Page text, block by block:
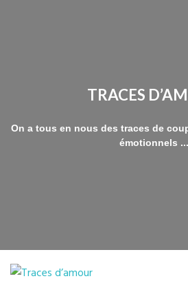
Mes Domaines
Ecriture sensuelle et thérapeuthique
TRACES
On a tous en nous des traces de
émotionnels ...